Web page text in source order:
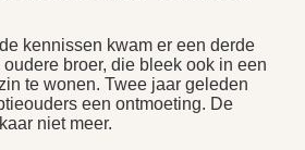
kennissen kwam er een derde
broer, die bleek ook in een
te wonen. Twee jaar geleden
een ontmoeting. De
niet meer.